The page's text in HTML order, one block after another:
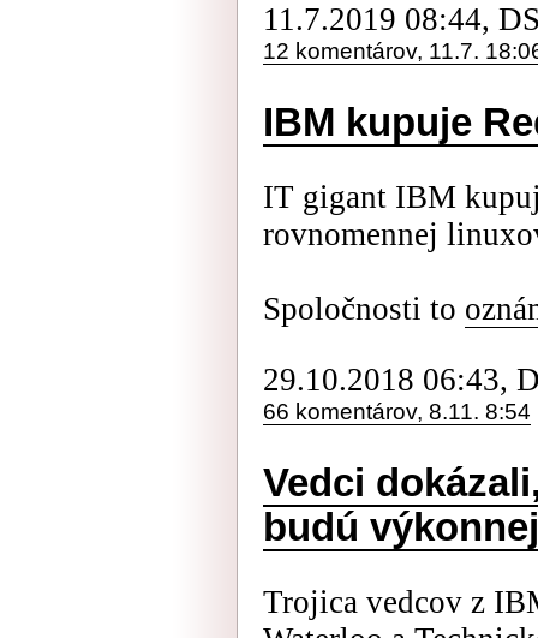
11.7.2019 08:44,
12 komentárov, 11.7.
IBM kupuje
IT gigant IBM
rovnomennej
Spoločnosti to
29.10.2018 06:43,
66 komentárov, 8.11. 8:54
Vedci
budú
Trojica vedcov z